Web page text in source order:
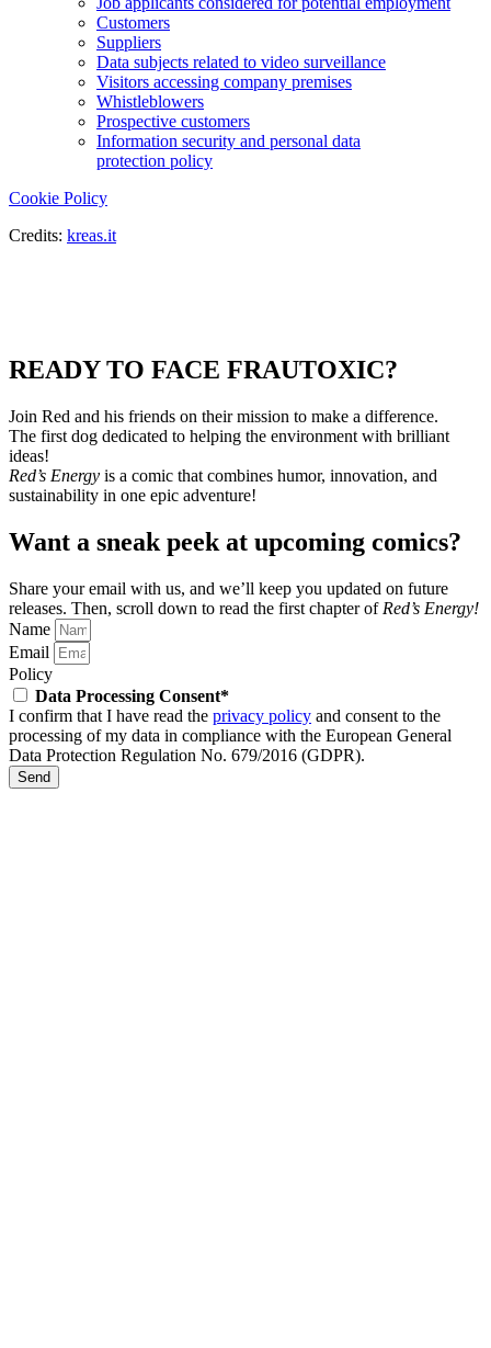
Customers
Suppliers
Data subjects related to video surveillance
Visitors accessing company premises
Whistleblowers
Prospective customers
Information security and personal data
protection policy
Cookie Policy
Credits: kreas.it
READY TO FACE FRAUTOXIC?
Join Red and his friends on their mission to make a difference.
The first dog dedicated to helping the environment with brilliant
ideas!
Red’s Energy is a comic that combines humor, innovation, and
sustainability in one epic adventure!
Want a sneak peek at upcoming comics?
Share your email with us, and we’ll keep you updated on future
releases. Then, scroll down to read the first chapter of Red’s Energy!
Name
Email
Policy
Data Processing Consent*
I confirm that I have read the privacy policy and consent to the
processing of my data in compliance with the European General
Data Protection Regulation No. 679/2016 (GDPR).
Send